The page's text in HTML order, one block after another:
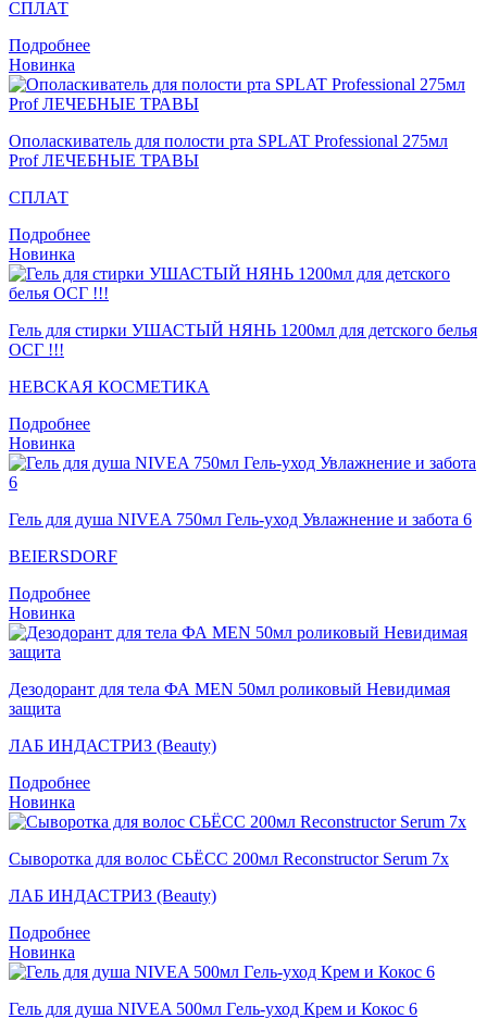
СПЛАТ
Подробнее
Новинка
Ополаскиватель для полости рта SPLAT Professional 275мл
Prof ЛЕЧЕБНЫЕ ТРАВЫ
СПЛАТ
Подробнее
Новинка
Гель для стирки УШАСТЫЙ НЯНЬ 1200мл для детского белья
ОСГ !!!
НЕВСКАЯ КОСМЕТИКА
Подробнее
Новинка
Гель для душа NIVEA 750мл Гель-уход Увлажнение и забота 6
BEIERSDORF
Подробнее
Новинка
Дезодорант для тела ФА MEN 50мл роликовый Невидимая
защита
ЛАБ ИНДАСТРИЗ (Beauty)
Подробнее
Новинка
Сыворотка для волос СЬЁСС 200мл Reconstructor Serum 7x
ЛАБ ИНДАСТРИЗ (Beauty)
Подробнее
Новинка
Гель для душа NIVEA 500мл Гeль-уход Крем и Кокос 6